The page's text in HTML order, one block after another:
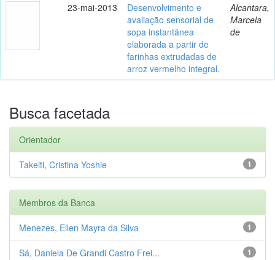
23-mai-2013
Desenvolvimento e
avaliação sensorial de
sopa instantânea
elaborada a partir de
farinhas extrudadas de
arroz vermelho integral.
Alcantara,
Marcela
de
Busca facetada
Orientador
1
Takeiti, Cristina Yoshie
Membros da Banca
1
Menezes, Ellen Mayra da Silva
1
Sá, Daniela De Grandi Castro Frei...